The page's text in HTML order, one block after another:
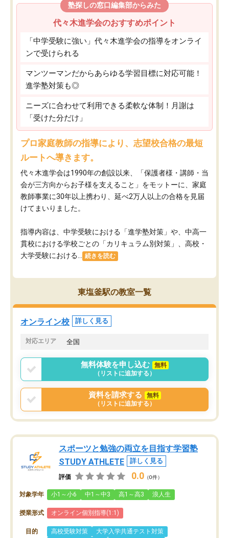
塾探しの窓口編集部からみた
代々木進学会のおすすめポイント
「中学受験に強い」代々木進学会の指導をオンライ
ンで受けられる
マンツーマンだからあらゆる学習目標に対応可能！
進学塾対策も◎
ニーズに合わせて利用できる柔軟な体制！月謝は
「受けた分だけ」
プロ家庭教師の指導により、志望校合格の最短
ルートへ導きます。
代々木進学会は1990年の創設以来、「保護者様・講師・当
会が三方向からお子様を支えること」をモットーに、家庭
教師事業に30年以上携わり、延べ2万人以上の合格を見届
けてまいりました。
指導内容は、中学受験における「進学塾対策」や、中高一
貫校における学校ごとの「カリキュラム別対策」、高校・
大学受験における...
続きを読む
東塩釜駅の教室一覧
オンライン校 詳しく見る
対応エリア 全国
無料体験を申し込む
無料
（リストに追加する）
資料を請求する
無料
（リストに追加する）
スポーツと勉強の両立を目指す学習塾
STUDY ATHLETE
詳しく見る
評価 0.0 （0件）
対象学年 小1～小6 中1～中3 高1～高3 浪人生
授業形式 オンライン個別指導(1:1)
目的 高校受験対策
大学入学共通テスト対策